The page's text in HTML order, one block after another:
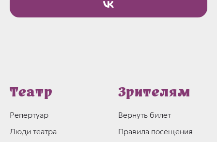
Театр
Репертуар
Люди театра
Зрителям
Вернуть билет
Правила посещения